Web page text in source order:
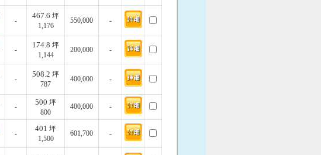
-
467.6 坪
1,176
550,000 -
-
174.8 坪
1,144
200,000 -
-
508.2 坪
787
400,000 -
-
500 坪
800
400,000 -
-
401 坪
1,500
601,700 -